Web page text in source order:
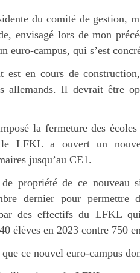
du comité de gestion,
envisagé lors de mon
euro-campus, qui s’est
est en cours de
allemands. Il devrait être
la fermeture des
le LFKL a ouvert un
jusqu’au CE1.
propriété de ce nouveau
dernier pour permettre
des effectifs du LFKL
élèves en 2023 contre 750
ce nouvel euro-campus